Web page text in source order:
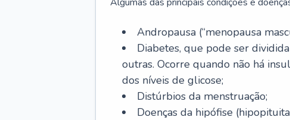
Andropausa (“menopausa
Diabetes, que pode ser
outras. Ocorre quando não há
dos níveis de glicose;
Distúrbios da menstruação;
Doenças da hipófise